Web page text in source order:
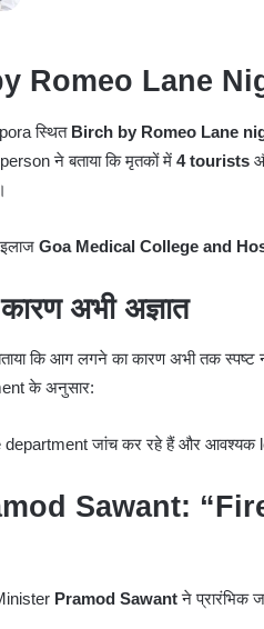
Romeo Lane
स्थित Birch by Romeo Lane
ने बताया कि मृतकों में 4 tourists
Goa Medical College and
अभी अज्ञात
कि आग लगने का कारण अभी तक स्पष्ट
के अनुसार:
जांच कर रहे हैं और आवश्यक
Sawant:
Pramod Sawantने प्रारंभिक